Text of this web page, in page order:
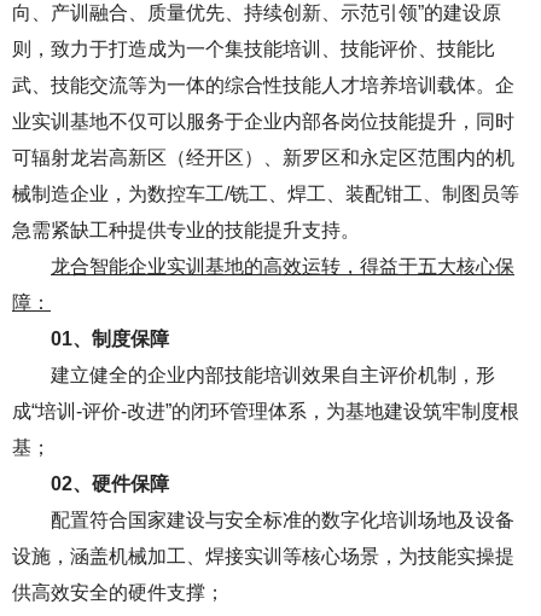
向、产训融合、质量优先、持续创新、示范引领”的建设原
则，致力于打造成为一个集技能培训、技能评价、技能比
武、技能交流等为一体的综合性技能人才培养培训载体。企
业实训基地不仅可以服务于企业内部各岗位技能提升，同时
可辐射龙岩高新区（经开区）、新罗区和永定区范围内的机
械制造企业，为数控车工/铣工、焊工、装配钳工、制图员等
急需紧缺工种提供专业的技能提升支持。
龙合智能企业实训基地的高效运转，得益于五大核心保
障：
01、 制度保障
建立健全的企业内部技能培训效果自主评价机制，形
成“培训-评价-改进”的闭环管理体系，为基地建设筑牢制度根
基；
02、 硬件保障
配置符合国家建设与安全标准的数字化培训场地及设备
设施，涵盖机械加工、焊接实训等核心场景，为技能实操提
供高效安全的硬件支撑；